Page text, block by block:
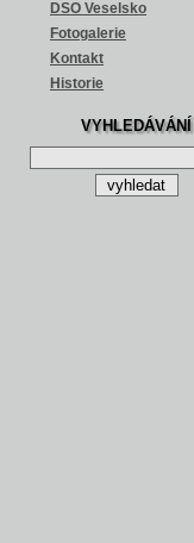
DSO Veselsko
Fotogalerie
Kontakt
Historie
VYHLEDÁVÁNÍ